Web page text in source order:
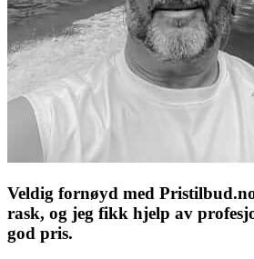
Veldig fornøyd med
rask, og jeg fikk hjelp av
god pris.